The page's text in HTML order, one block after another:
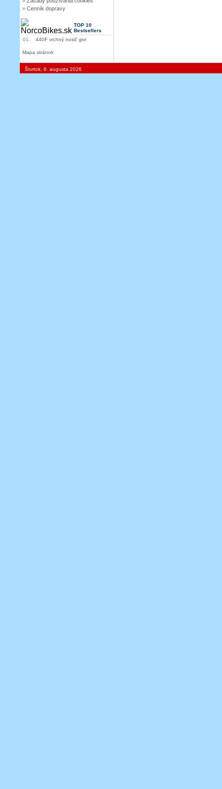
» Cenník dopravy
TOP 10
Bestsellers
01.
440F vrchný nosič givi
Mapa stránok
Štvrtok, 6. augusta 2026